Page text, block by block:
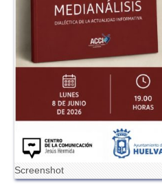
Screenshot